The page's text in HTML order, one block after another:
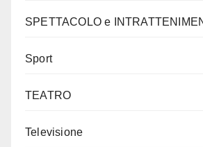
SPETTACOLO e
Sport
TEATRO
Televisione